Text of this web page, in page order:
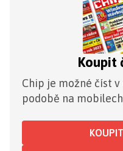
Koupit
Chip je možné číst
podobě na